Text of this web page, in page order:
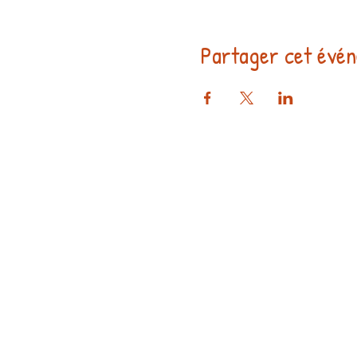
Partager cet